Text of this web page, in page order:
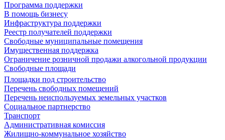
Программа поддержки
В помощь бизнесу
Инфраструктура поддержки
Реестр получателей поддержки
Свободные муниципальные помещения
Имущественная поддержка
Ограничение розничной продажи алкогольной продукции
Свободные площади
Площадки под строительство
Перечень свободных помещений
Перечень неиспользуемых земельных участков
Социальное партнерство
Транспорт
Административная комиссия
Жилищно-коммунальное хозяйство